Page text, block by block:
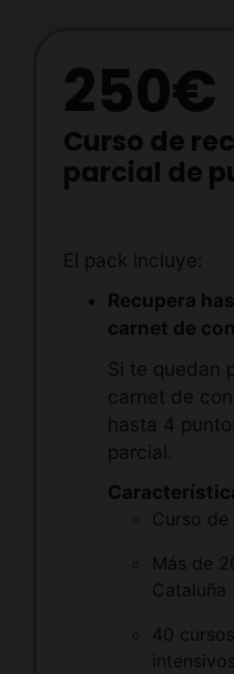
250€
Curso de
parcial de
El pack incluye:
Recupera
carnet de
Si te quedan
carnet de
hasta 4
parcial.
Curso de
Más de
Cataluña
40